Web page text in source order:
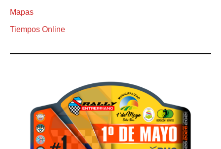
Mapas
Tiempos Online